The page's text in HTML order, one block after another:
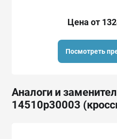
Цена от
Посмотреть
Аналоги и
14510p30003